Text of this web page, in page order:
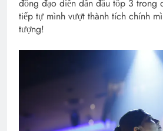
đồng đạo diễn dẫn đầu tốp 3 trong
tiếp tự mình vượt thành tích chính
tượng!